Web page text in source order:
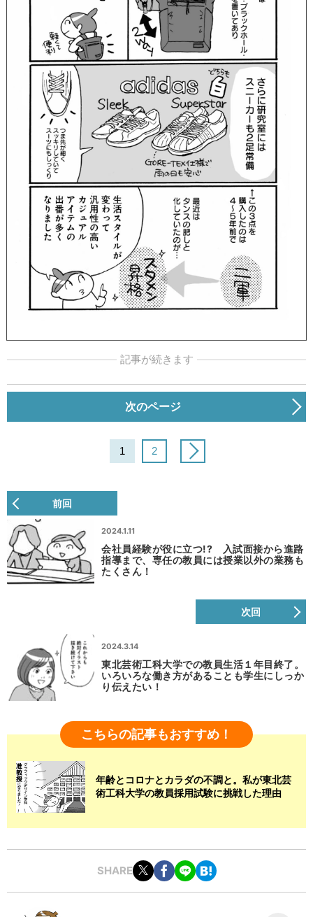
記事が続きます
次のページ
1 2
前回
2024.1.11
会社員経験が役に立つ!? 入試面接から進路
指導まで、専任の教員には授業以外の業務も
たくさん！
次回
2024.3.14
東北芸術工科大学での教員生活１年目終了。
いろいろな働き方があることも学生にしっか
り伝えたい！
こちらの記事もおすすめ！
年齢とコロナとカラダの不調と。私が東北芸
術工科大学の教員採用試験に挑戦した理由
SHARE